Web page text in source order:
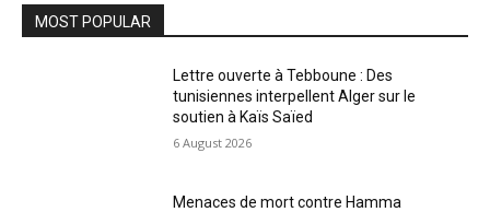
MOST POPULAR
Lettre ouverte à Tebboune : Des
tunisiennes interpellent Alger sur le
soutien à Kaïs Saïed
6 August 2026
Menaces de mort contre Hamma